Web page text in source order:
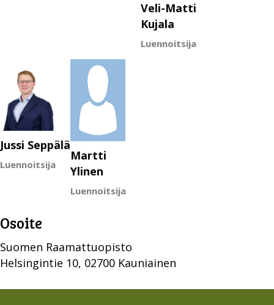
Veli-Matti
Kujala
Luennoitsija
Jussi Seppälä
Luennoitsija
Martti
Ylinen
Luennoitsija
Osoite
Suomen Raamattuopisto
Helsingintie 10, 02700 Kauniainen